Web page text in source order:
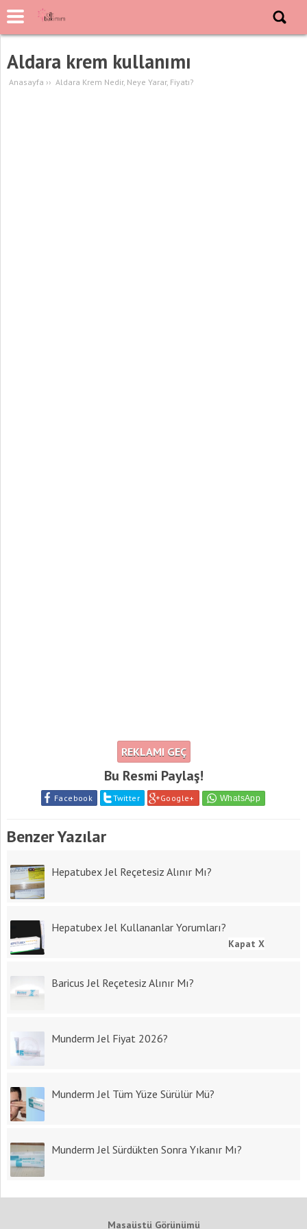
Aldara krem kullanımı
Anasayfa ›› Aldara Krem Nedir, Neye Yarar, Fiyatı?
REKLAMI GEÇ
Bu Resmi Paylaş!
Facebook Twitter Google+
Benzer Yazılar
Hepatubex Jel Reçetesiz Alınır Mı?
Hepatubex Jel Kullananlar Yorumları?
Baricus Jel Reçetesiz Alınır Mı?
Munderm Jel Fiyat 2026?
Munderm Jel Tüm Yüze Sürülür Mü?
Munderm Jel Sürdükten Sonra Yıkanır Mı?
Masaüstü Görünümü
Kapat X